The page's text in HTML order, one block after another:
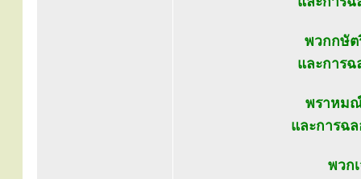
พวกกษัต
และการฉ
พราหมณ์
และการฉ
พวก